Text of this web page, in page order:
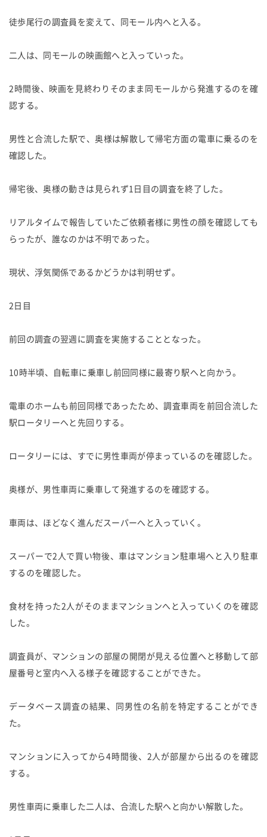
徒歩尾行の調査員を変えて、同モール内へと入る。
二人は、同モールの映画館へと入っていった。
2時間後、映画を見終わりそのまま同モールから発進するのを確
認する。
男性と合流した駅で、奥様は解散して帰宅方面の電車に乗るのを
確認した。
帰宅後、奥様の動きは見られず1日目の調査を終了した。
リアルタイムで報告していたご依頼者様に男性の顔を確認しても
らったが、誰なのかは不明であった。
現状、浮気関係であるかどうかは判明せず。
2日目
前回の調査の翌週に調査を実施することとなった。
10時半頃、自転車に乗車し前回同様に最寄り駅へと向かう。
電車のホームも前回同様であったため、調査車両を前回合流した
駅ロータリーへと先回りする。
ロータリーには、すでに男性車両が停まっているのを確認した。
奥様が、男性車両に乗車して発進するのを確認する。
車両は、ほどなく進んだスーパーへと入っていく。
スーパーで2人で買い物後、車はマンション駐車場へと入り駐車
するのを確認した。
食材を持った2人がそのままマンションへと入っていくのを確認
した。
調査員が、マンションの部屋の開閉が見える位置へと移動して部
屋番号と室内へ入る様子を確認することができた。
データベース調査の結果、同男性の名前を特定することができ
た。
マンションに入ってから4時間後、2人が部屋から出るのを確認
する。
男性車両に乗車した二人は、合流した駅へと向かい解散した。